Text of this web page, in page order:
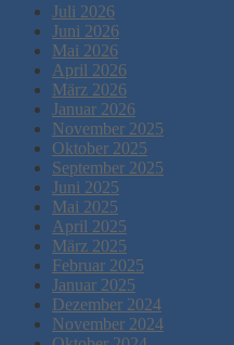
Juli 2026
Juni 2026
Mai 2026
April 2026
März 2026
Januar 2026
November 2025
Oktober 2025
September 2025
Juni 2025
Mai 2025
April 2025
März 2025
Februar 2025
Januar 2025
Dezember 2024
November 2024